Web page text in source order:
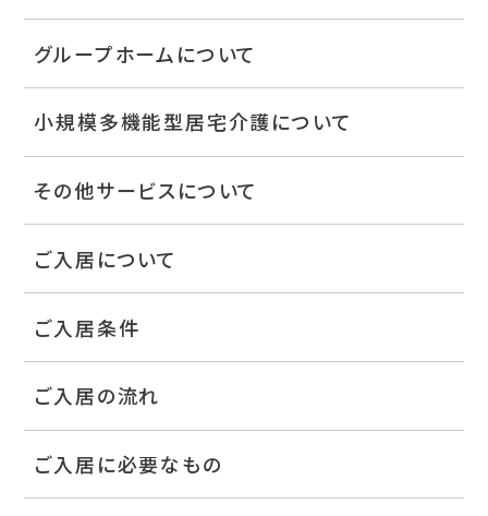
グループホームについて
小規模多機能型居宅介護について
その他サービスについて
ご入居について
ご入居条件
ご入居の流れ
ご入居に必要なもの